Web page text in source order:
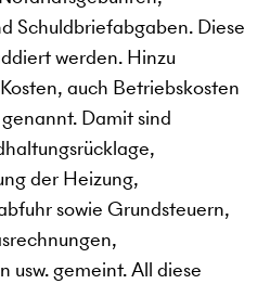
Schuldbriefabgaben. Diese
werden. Hinzu
auch Betriebskosten
Damit sind
der Heizung,
sowie Grundsteuern,
usw. gemeint. All diese